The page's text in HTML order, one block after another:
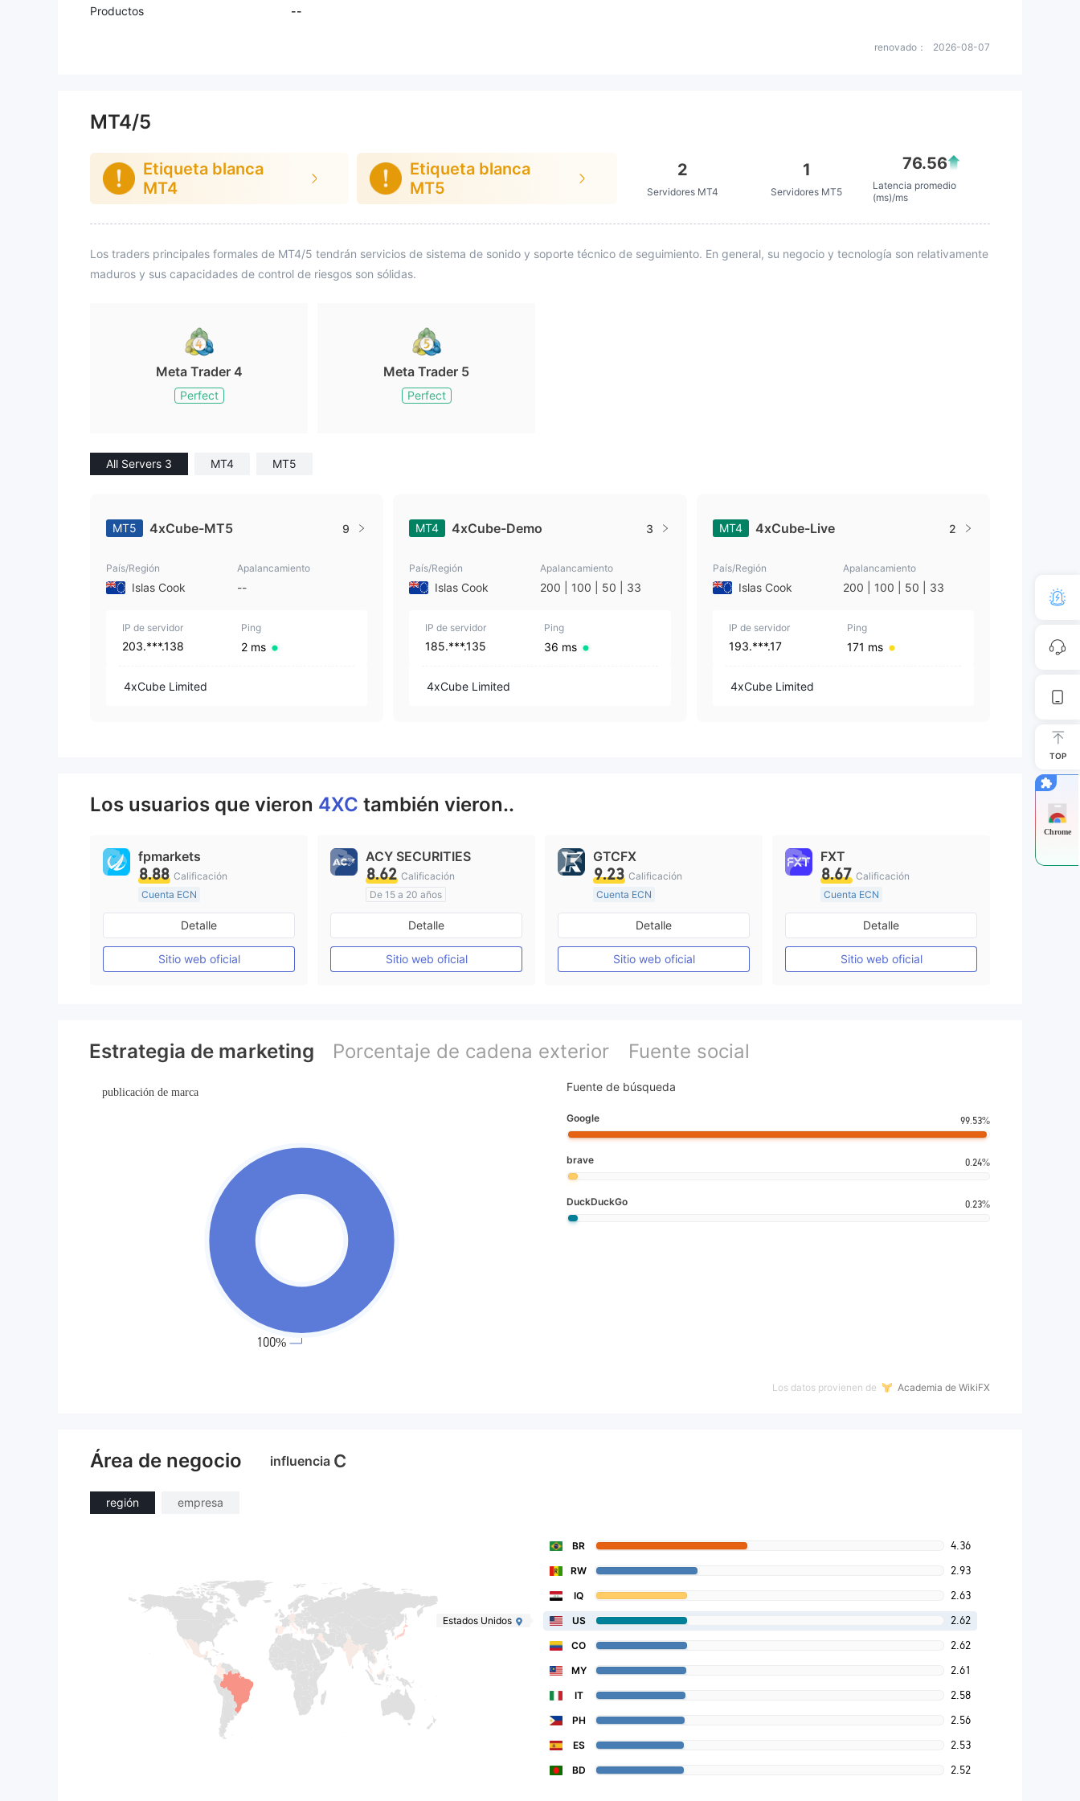
d bajo pero no hubo transparenci
Productos
--
renovado： 2026-08-07
MT4/5
Etiqueta blanca
MT4
Etiqueta blanca
MT5
2
Servidores MT4
1
Servidores MT5
76.56
Latencia promedio
(ms)/ms
Los traders principales formales de MT4/5 tendrán servicios de sistema de sonido y soporte técnico de seguimiento. En general, su negocio y tecnología son relativamente
maduros y sus capacidades de control de riesgos son sólidas.
Meta Trader 4
Perfect
Meta Trader 5
Perfect
All Servers 3 MT4 MT5
MT5 4xCube-MT5 9
País/Región
Islas Cook
Apalancamiento
--
IP de servidor
203.***.138
Ping
2 ms
4xCube Limited
MT4 4xCube-Demo 3
País/Región
Islas Cook
Apalancamiento
200 | 100 | 50 | 33
IP de servidor
185.***.135
Ping
36 ms
4xCube Limited
MT4 4xCube-Live 2
País/Región
Islas Cook
Apalancamiento
200 | 100 | 50 | 33
IP de servidor
193.***.17
Ping
171 ms
4xCube Limited
Los usuarios que vieron 4XC también vieron..
fpmarkets
8.88 Calificación
Cuenta ECN
Más de 20 años
Supervisión en Australia
Creación Mercado Forex (MM)
Licencia completa de MT4
Detalle
Sitio web oficial
ACY SECURITIES
8.62 Calificación
De 15 a 20 años
Supervisión en Australia
Licencia completa de MT4
Detalle
Sitio web oficial
GTCFX
9.23 Calificación
Cuenta ECN
De 15 a 20 años
Supervisión en Reino Unido
Creación Mercado Forex (MM)
Licencia completa de MT4
Detalle
Sitio web oficial
FXT
8.67 Calificación
Cuenta ECN
Más de 20 años
Supervisión en Australia
Creación Mercado Forex (MM)
Licencia completa de MT4
Detalle
Sitio web oficial
Estrategia de marketing Porcentaje de cadena exterior Fuente social
Fuente de búsqueda
Google 99.53%
brave 0.24%
DuckDuckGo 0.23%
Los datos provienen de Academia de WikiFX
Área de negocio influencia C
región empresa
BR 4.36
RW 2.93
IQ 2.63
Estados Unidos US 2.62
CO 2.62
MY 2.61
IT 2.58
PH 2.56
ES 2.53
BD 2.52
TOP
Chrome